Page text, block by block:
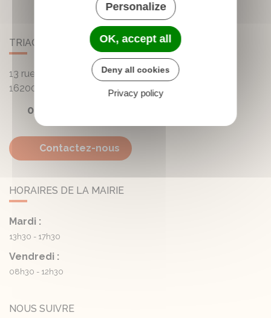
TRIAC-LAUTRAIT
13 rue de la Mairie - Lautrait
16200
05 45 81 05 41
Contactez-nous
HORAIRES DE LA MAIRIE
Mardi :
13h30 - 17h30
Vendredi :
08h30 - 12h30
NOUS SUIVRE
Personalize
OK, accept all
Deny all cookies
Privacy policy